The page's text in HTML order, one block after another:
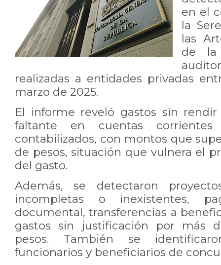
en el
la
las
de la
realizadas a entidades privadas
marzo de 2025.
El informe reveló gastos sin
faltante en cuentas
contabilizados, con montos que
de pesos, situación que vulnera el
del gasto.
Además, se detectaron
incompletas o inexistentes,
documental, transferencias a
gastos sin justificación por más
pesos. También se
funcionarios y beneficiarios de